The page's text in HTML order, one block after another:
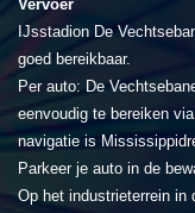
Vervoer
IJsstadion De
goed bereikbaar.
Per auto: De
eenvoudig te bereiken
navigatie is
Parkeer je auto in de
Op het industrieterrein in